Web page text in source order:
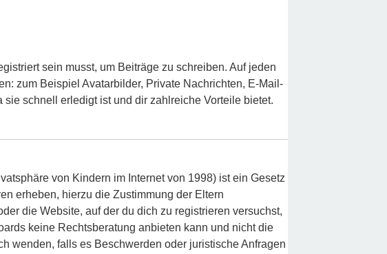
sein musst, um Beiträge zu schreiben. Auf jeden
zum Beispiel Avatarbilder, Private Nachrichten, E-Mail-
schnell erledigt ist und dir zahlreiche Vorteile bietet.
von Kindern im Internet von 1998) ist ein Gesetz
erheben, hierzu die Zustimmung der Eltern
die Website, auf der du dich zu registrieren versuchst,
keine Rechtsberatung anbieten kann und nicht die
wenden, falls es Beschwerden oder juristische Anfragen